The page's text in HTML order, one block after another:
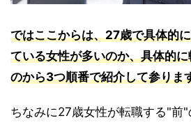
ではここからは、27歳で具体的
ている女性が多いのか、具体的
のから3つ順番で紹介して参りま
ちなみに27歳女性が転職する"前